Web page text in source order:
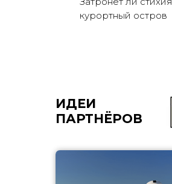
курортный остров
ИДЕИ
ПАРТНЁРОВ